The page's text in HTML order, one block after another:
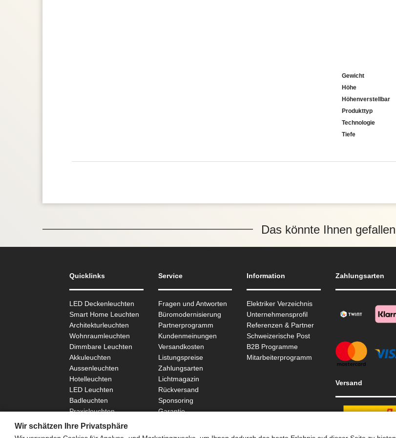
Gewicht
Höhe
Höhenverstellbar
Produkttyp
Technologie
Tiefe
Das könnte Ihnen gefallen
Quicklinks
LED Deckenleuchten
Smart Home Leuchten
Architekturleuchten
Wohnraum­leuchten
Dimmbare Leuchten
Akkuleuchten
Aussen­leuchten
Hotelleuchten
LED Leuchten
Badleuchten
Praxisleuchten
SCHÖNER WOHNEN
Service
Fragen und Antworten
Büromodernisierung
Partnerprogramm
Kundenmeinungen
Versandkosten
Listungspreise
Zahlungsarten
Lichtmagazin
Rückversand
Sponsoring
Garantie
Information
Elektriker Verzeichnis
Unternehmensprofil
Referenzen & Partner
Schweizerische Post
B2B Programme
Mitarbeiterprogramm
Zahlungsarten
Versand
Wir schätzen Ihre Privatsphäre